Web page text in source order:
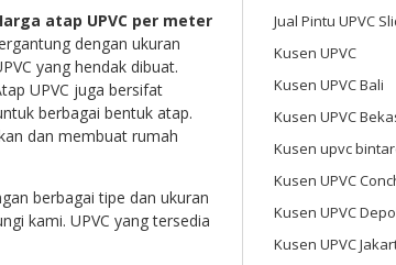
atap UPVC per meter
dengan ukuran
yang hendak dibuat.
UPVC juga bersifat
berbagai bentuk atap.
dan membuat rumah
berbagai tipe dan ukuran
kami. UPVC yang tersedia
Jual Pintu UPVC
Kusen UPVC
Kusen UPVC Bali
Kusen UPVC
Kusen upvc
Kusen UPVC
Kusen UPVC
Kusen UPVC